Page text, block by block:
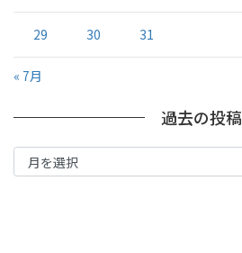
29 30 31
« 7月
過去の投稿
過
去